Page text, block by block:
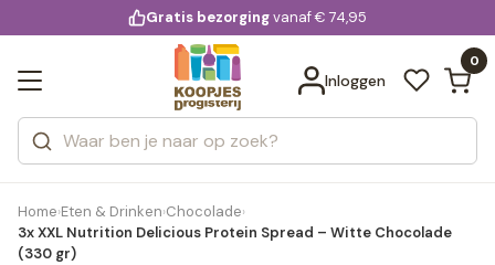
voor 20:00 uur besteld
Gratis bezorgingvanaf € 74,95
Inloggen
0
Zoeken
Categorieën
Merken
Bekijk alle resultaten
Home›Eten & Drinken›Chocolade›
3x XXL Nutrition Delicious Protein Spread – Witte Chocolade
(330 gr)